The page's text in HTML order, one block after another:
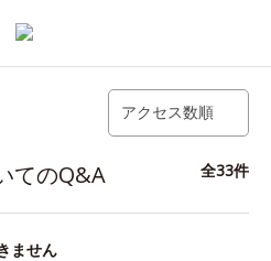
アクセス数順
てのQ&A 全33件
ません